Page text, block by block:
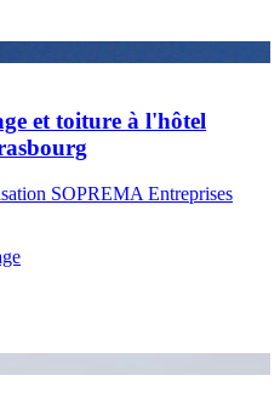
et toiture à l'hôtel
SOPREMA Entreprises